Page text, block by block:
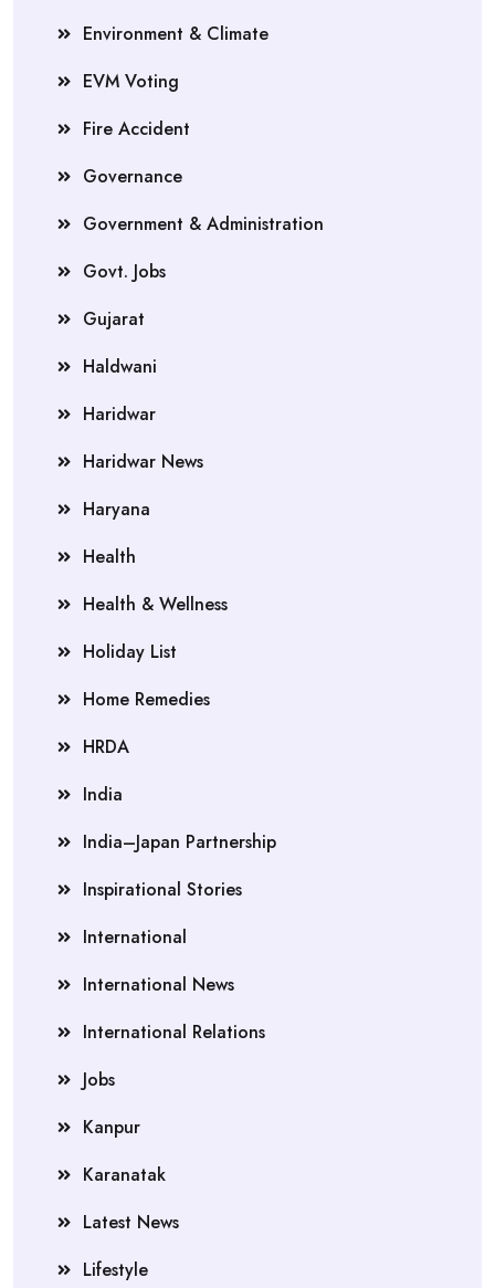
Environment & Climate
EVM Voting
Fire Accident
Governance
Government & Administration
Govt. Jobs
Gujarat
Haldwani
Haridwar
Haridwar News
Haryana
Health
Health & Wellness
Holiday List
Home Remedies
HRDA
India
India–Japan Partnership
Inspirational Stories
International
International News
International Relations
Jobs
Kanpur
Karanatak
Latest News
Lifestyle